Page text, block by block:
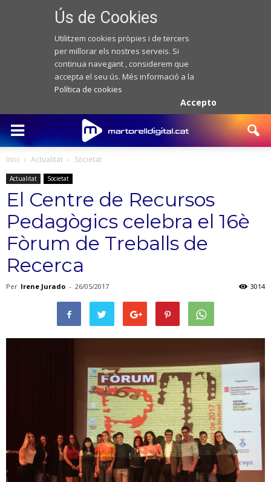
Ús de Cookies
Utilitzem cookies pròpies i de tercers
per millorar els nostres serveis. Si
continua navegant , considerem que
accepta el seu ús. Més informació a la
Política de cookies
Accepto
Inici Actualitat Societat
Actualitat Societat
El Centre de Recursos
Pedagògics celebra el 16è
Fòrum de Treballs de
Recerca
Per Irene Jurado - 26/05/2017 3014